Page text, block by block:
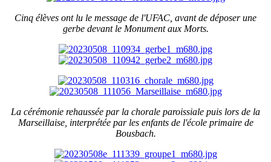
Cinq élèves ont lu le message de l'UFAC, avant de déposer une
gerbe devant le Monument aux Morts.
La cérémonie rehaussée par la chorale paroissiale puis lors de la
Marseillaise, interprétée par les enfants de l'école primaire de
Bousbach.